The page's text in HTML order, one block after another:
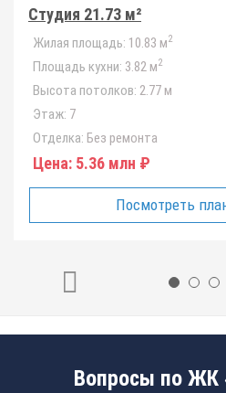
Студия 21.73 м²
Жилая площадь: 10.83 м2
Площадь кухни: 3.82 м2
Высота потолков: 2.77 м
Этаж: 7
Отделка: Без ремонта
Цена: 5.36 млн ₽
Посмотреть
Вопросы по ЖК